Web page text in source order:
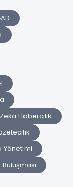
Habercilik
Yönetimi